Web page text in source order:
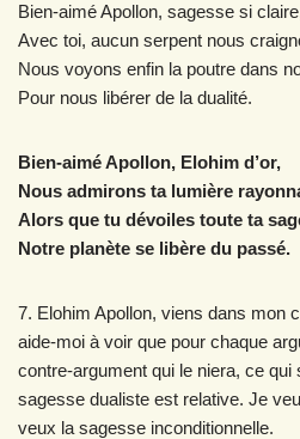
Bien-aimé Apollon, sagesse si
Avec toi, aucun serpent nous
Nous voyons enfin la poutre dans
Pour nous libérer de la dualité.
Bien-aimé Apollon, Elohim d’or,
Nous admirons ta lumière
Alors que tu dévoiles toute ta
Notre planète se libère du passé.
7. Elohim Apollon, viens dans mon
aide-moi à voir que pour chaque
contre-argument qui le niera, ce qui
sagesse dualiste est relative. Je
veux la sagesse inconditionnelle.